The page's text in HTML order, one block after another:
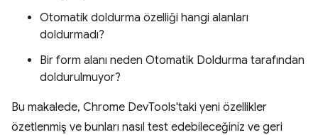
Otomatik doldurma özelliği hangi alanları
doldurmadı?
Bir form alanı neden Otomatik Doldurma tarafından
doldurulmuyor?
Bu makalede, Chrome DevTools'taki yeni özellikler
özetlenmiş ve bunları nasıl test edebileceğiniz ve geri